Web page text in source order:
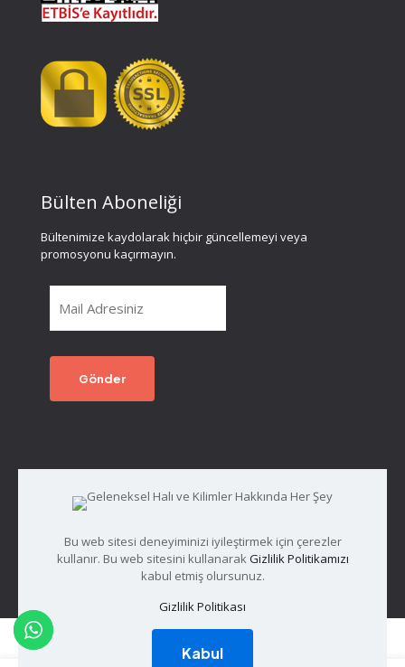
Bülten Aboneliği
Bültenimize kaydolarak hiçbir güncellemeyi veya
promosyonu kaçırmayın.
© 2026 Giza Home Tüm Hakları Saklıdır.
Bu web sitesi deneyiminizi iyileştirmek için çerezler
kullanır. Bu web sitesini kullanarakGizlilik Politikamızı
kabul etmiş olursunuz.
Gizlilik Politikası
Kabul